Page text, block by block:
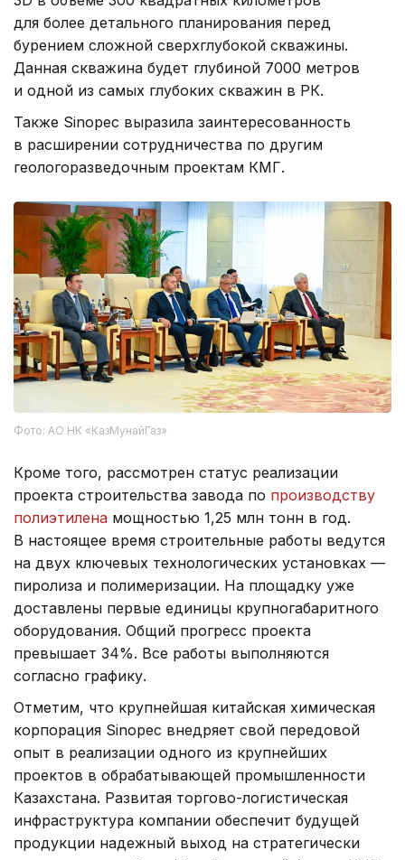
для более детального планирования перед
бурением сложной сверхглубокой скважины.
Данная скважина будет глубиной 7000 метров
и одной из самых глубоких скважин в РК.
Также Sinopec выразила заинтересованность
в расширении сотрудничества по другим
геологоразведочным проектам КМГ.
Фото: АО НК «КазМунайГаз»
Кроме того, рассмотрен статус реализации
проекта строительства завода по производству
полиэтилена мощностью 1,25 млн тонн в год.
В настоящее время строительные работы ведутся
на двух ключевых технологических установках —
пиролиза и полимеризации. На площадку уже
доставлены первые единицы крупногабаритного
оборудования. Общий прогресс проекта
превышает 34%. Все работы выполняются
согласно графику.
Отметим, что крупнейшая китайская химическая
корпорация Sinopec внедряет свой передовой
опыт в реализации одного из крупнейших
проектов в обрабатывающей промышленности
Казахстана. Развитая торгово-логистическая
инфраструктура компании обеспечит будущей
продукции надежный выход на стратегически